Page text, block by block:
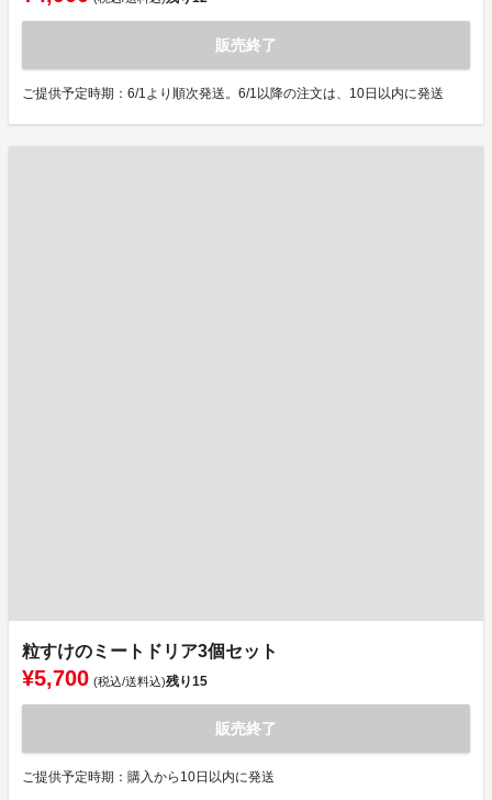
販売終了
ご提供予定時期：6/1より順次発送。6/1以降の注文は、10日以内に発送
粒すけのミートドリア3個セット
¥5,700 (税込/送料込)残り15
販売終了
ご提供予定時期：購入から10日以内に発送